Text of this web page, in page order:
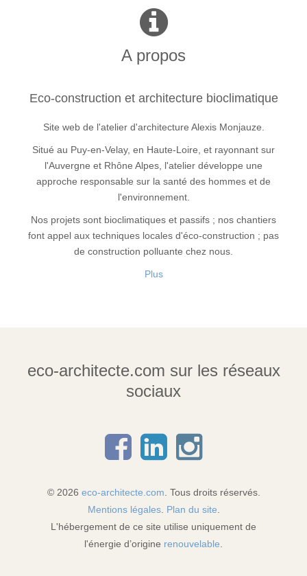
A propos
Eco-construction et architecture bioclimatique
Site web de l'atelier d'architecture Alexis Monjauze.
Situé au Puy-en-Velay, en Haute-Loire, et rayonnant sur
l'Auvergne et Rhône Alpes, l'atelier développe une
approche responsable sur la santé des hommes et de
l'environnement.
Nos projets sont bioclimatiques et passifs ; nos chantiers
font appel aux techniques locales d'éco-construction ; pas
de construction polluante chez nous.
Plus
eco-architecte.com sur les réseaux
sociaux
© 2026 eco-architecte.com . Tous droits réservés.
Mentions légales. Plan du site
L'hébergement de ce site utilise uniquement de
l'énergie d’origine renouvelable